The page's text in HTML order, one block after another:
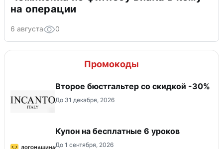
на операции
6 августа 0
Промокоды
Второе бюстгальтер со скидкой -30%
До 31 декабря, 2026
Купон на бесплатные 6 уроков
До 1 сентября, 2026